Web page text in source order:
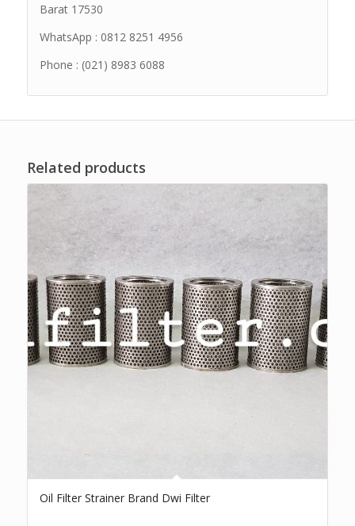
Barat 17530
WhatsApp : 0812 8251 4956
Phone : (021) 8983 6088
Related products
Oil Filter Strainer Brand Dwi Filter